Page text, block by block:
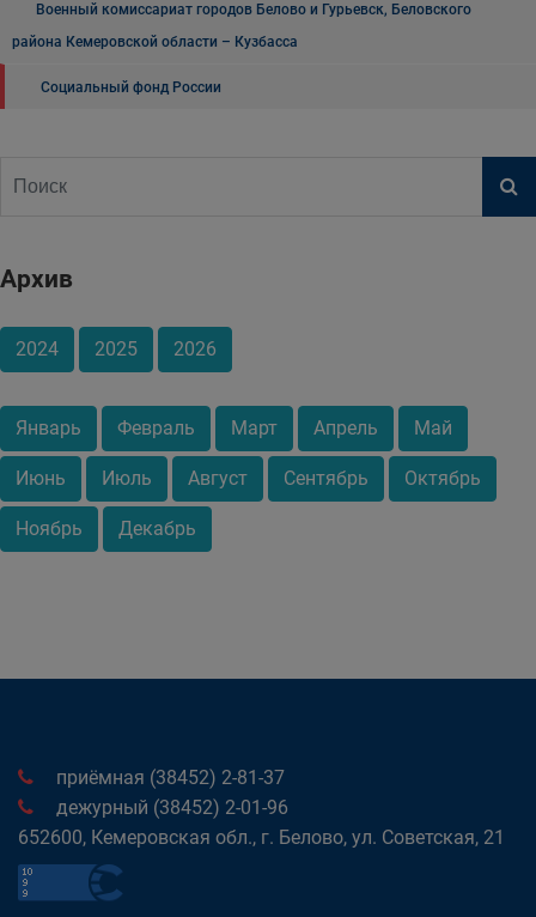
Военный комиссариат городов Белово и Гурьевск, Беловского
района Кемеровской области – Кузбасса
Социальный фонд России
Архив
2024 2025 2026
Январь Февраль Март Апрель Май
Июнь Июль Август Сентябрь Октябрь
Ноябрь Декабрь
приёмная (38452) 2-81-37
дежурный (38452) 2-01-96
652600, Кемеровская обл., г. Белово, ул. Советская, 21